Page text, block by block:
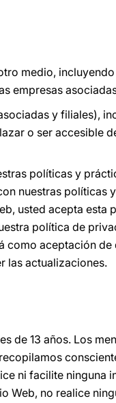
medio,
empresas
y filiales),
o ser accesible
políticas y
nuestras políticas
usted acepta
política de
como aceptación
las actualizaciones.
de 13 años. Los
ni facilite
Web, no realice